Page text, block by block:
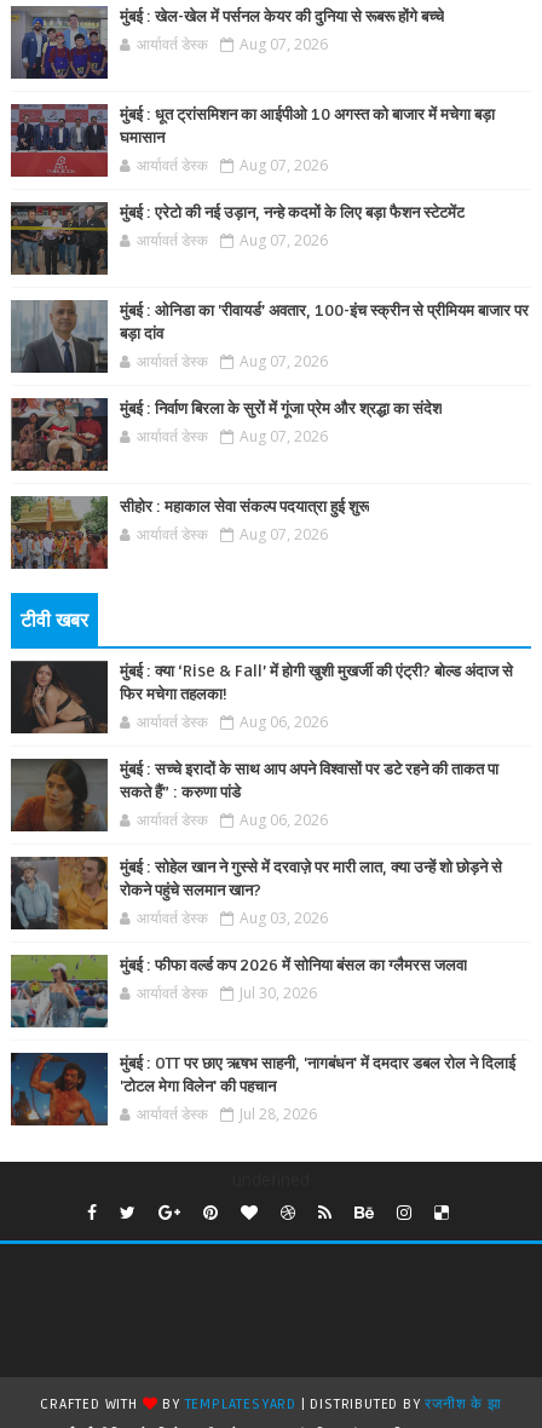
मुंबई : खेल-खेल में पर्सनल केयर की दुनिया से रूबरू होंगे बच्चे
आर्यावर्त डेस्क Aug 07, 2026
मुंबई : धूत ट्रांसमिशन का आईपीओ 10 अगस्त को बाजार में मचेगा बड़ा
घमासान
आर्यावर्त डेस्क Aug 07, 2026
मुंबई : एरेटो की नई उड़ान, नन्हे कदमों के लिए बड़ा फैशन स्टेटमेंट
आर्यावर्त डेस्क Aug 07, 2026
मुंबई : ओनिडा का 'रीवायर्ड’ अवतार, 100-इंच स्क्रीन से प्रीमियम बाजार पर
बड़ा दांव
आर्यावर्त डेस्क Aug 07, 2026
मुंबई : निर्वाण बिरला के सुरों में गूंजा प्रेम और श्रद्धा का संदेश
आर्यावर्त डेस्क Aug 07, 2026
सीहोर : महाकाल सेवा संकल्प पदयात्रा हुई शुरू
आर्यावर्त डेस्क Aug 07, 2026
टीवी खबर
मुंबई : क्या ‘Rise & Fall’ में होगी खुशी मुखर्जी की एंट्री? बोल्ड अंदाज से
फिर मचेगा तहलका!
आर्यावर्त डेस्क Aug 06, 2026
मुंबई : सच्चे इरादों के साथ आप अपने विश्वासों पर डटे रहने की ताकत पा
सकते हैं” : करुणा पांडे
आर्यावर्त डेस्क Aug 06, 2026
मुंबई : सोहेल खान ने गुस्से में दरवाज़े पर मारी लात, क्या उन्हें शो छोड़ने से
रोकने पहुंचे सलमान खान?
आर्यावर्त डेस्क Aug 03, 2026
मुंबई : फीफा वर्ल्ड कप 2026 में सोनिया बंसल का ग्लैमरस जलवा
आर्यावर्त डेस्क Jul 30, 2026
मुंबई : OTT पर छाए ऋषभ साहनी, 'नागबंधन' में दमदार डबल रोल ने दिलाई
'टोटल मेगा विलेन' की पहचान
आर्यावर्त डेस्क Jul 28, 2026
CRAFTED WITH BYTEMPLATESYARD | DISTRIBUTED BYरजनीश के झा